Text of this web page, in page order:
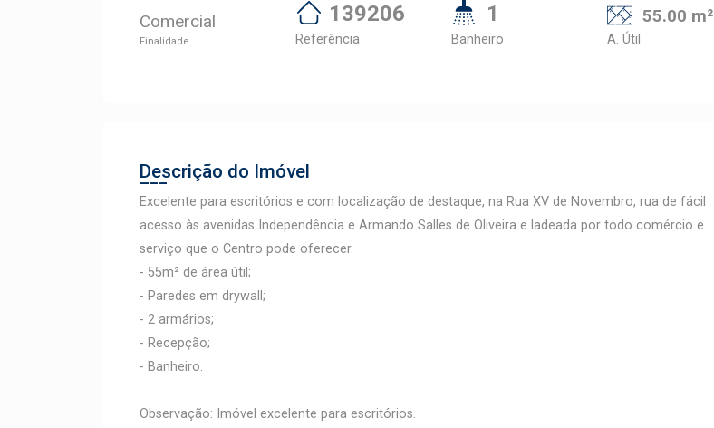
Comercial
Finalidade
139206
Referência
1
Banheiro
55.00 m²
A. Útil
Descrição do Imóvel
Excelente para escritórios e com localização de destaque, na Rua XV de Novembro, rua de fácil
acesso às avenidas Independência e Armando Salles de Oliveira e ladeada por todo comércio e
serviço que o Centro pode oferecer.
- 55m² de área útil;
- Paredes em drywall;
- 2 armários;
- Recepção;
- Banheiro.
Observação: Imóvel excelente para escritórios.